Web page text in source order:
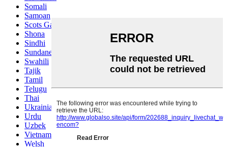
Somali
Samoan
Scots Gaelic
Shona
Sindhi
Sundanese
Swahili
Tajik
Tamil
Telugu
Thai
Ukrainian
Urdu
Uzbek
Vietnamese
Welsh